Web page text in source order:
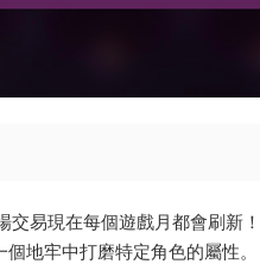
交易現在每個遊戲月都會刷新！
地牢中打磨特定角色的屬性。